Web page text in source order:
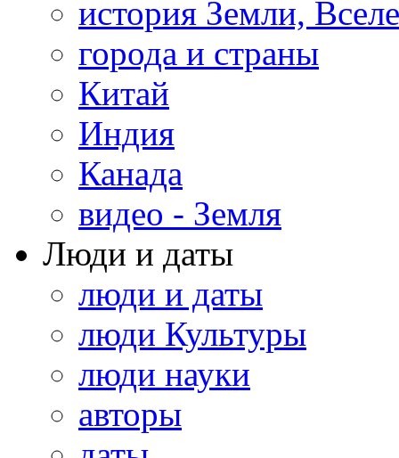
история Земли,
города и страны
Китай
Индия
Канада
видео - Земля
Люди и даты
люди и даты
люди Культуры
люди науки
авторы